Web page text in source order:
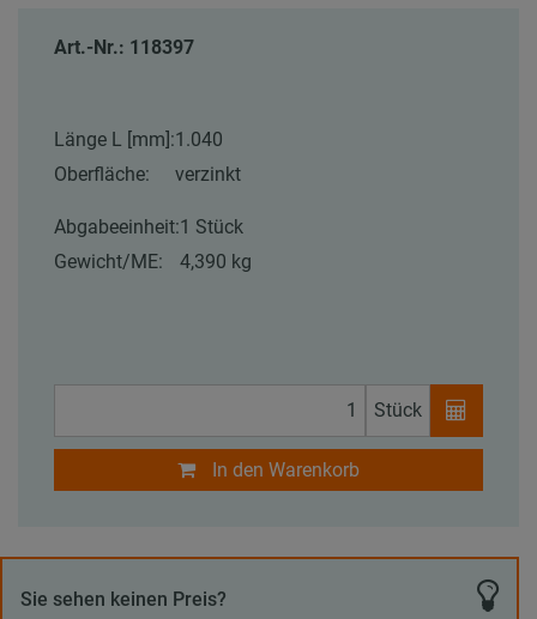
Art.-Nr.: 118397
Länge L [mm]:1.040
Oberfläche:
verzinkt
Abgabeeinheit:1 Stück
Gewicht/ME:
4,390 kg
Stück
In den Warenkorb
Sie sehen keinen Preis?